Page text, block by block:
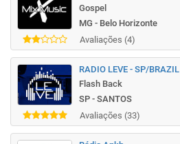
Gospel
MG - Belo Horizonte
Avaliações (4)
RADIO LEVE - SP/BRAZIL
Flash Back
SP - SANTOS
Avaliações (33)